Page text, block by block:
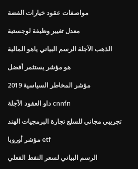
مواصفات عقود خيارات الفضة
معدل تغيير وظيفة لوجستية
الذهب الآجلة الرسم البياني ياهو المالية
هو مؤشر يستثمر أفضل
مؤشر المخاطر السياسية 2019
داو العقود الآجلة cnnfn
تجريبي مجاني للسلع تجارة البرمجيات الهند
مؤشر أوروبا etf
الرسم البياني لسعر النفط الفعلي